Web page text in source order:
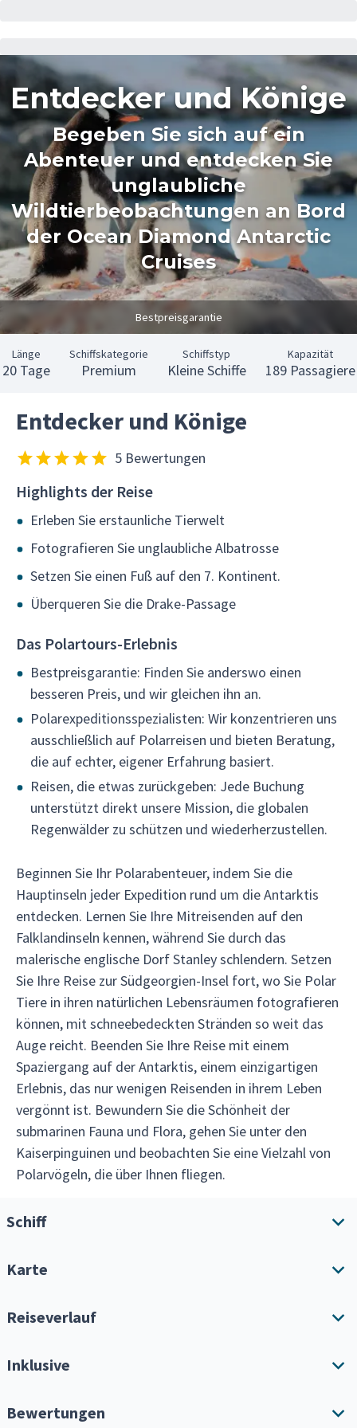
Entdecker und Könige
Begeben Sie sich auf ein
Abenteuer und entdecken Sie
unglaubliche
Wildtierbeobachtungen an Bord
der Ocean Diamond Antarctic
Cruises
Bestpreisgarantie
Länge
20 Tage
Schiffskategorie
Premium
Schiffstyp
Kleine Schiffe
Kapazität
189 Passagiere
Entdecker und Könige
5 Bewertungen
Highlights der Reise
Erleben Sie erstaunliche Tierwelt
Fotografieren Sie unglaubliche Albatrosse
Setzen Sie einen Fuß auf den 7. Kontinent.
Überqueren Sie die Drake-Passage
Das Polartours-Erlebnis
Bestpreisgarantie: Finden Sie anderswo einen
besseren Preis, und wir gleichen ihn an.
Polarexpeditionsspezialisten: Wir konzentrieren uns
ausschließlich auf Polarreisen und bieten Beratung,
die auf echter, eigener Erfahrung basiert.
Reisen, die etwas zurückgeben: Jede Buchung
unterstützt direkt unsere Mission, die globalen
Regenwälder zu schützen und wiederherzustellen.
Beginnen Sie Ihr Polarabenteuer, indem Sie die
Hauptinseln jeder Expedition rund um die Antarktis
entdecken. Lernen Sie Ihre Mitreisenden auf den
Falklandinseln kennen, während Sie durch das
malerische englische Dorf Stanley schlendern. Setzen
Sie Ihre Reise zur Südgeorgien-Insel fort, wo Sie Polar
Tiere in ihren natürlichen Lebensräumen fotografieren
können, mit schneebedeckten Stränden so weit das
Auge reicht. Beenden Sie Ihre Reise mit einem
Spaziergang auf der Antarktis, einem einzigartigen
Erlebnis, das nur wenigen Reisenden in ihrem Leben
vergönnt ist. Bewundern Sie die Schönheit der
submarinen Fauna und Flora, gehen Sie unter den
Kaiserpinguinen und beobachten Sie eine Vielzahl von
Polarvögeln, die über Ihnen fliegen.
Schiff
Karte
Reiseverlauf
Reiseroute herunterladen
Bedenken Sie, dass es sich bei dieser Reise um eine
Inklusive
Einzelkabinenzuschlag
Bewertungen